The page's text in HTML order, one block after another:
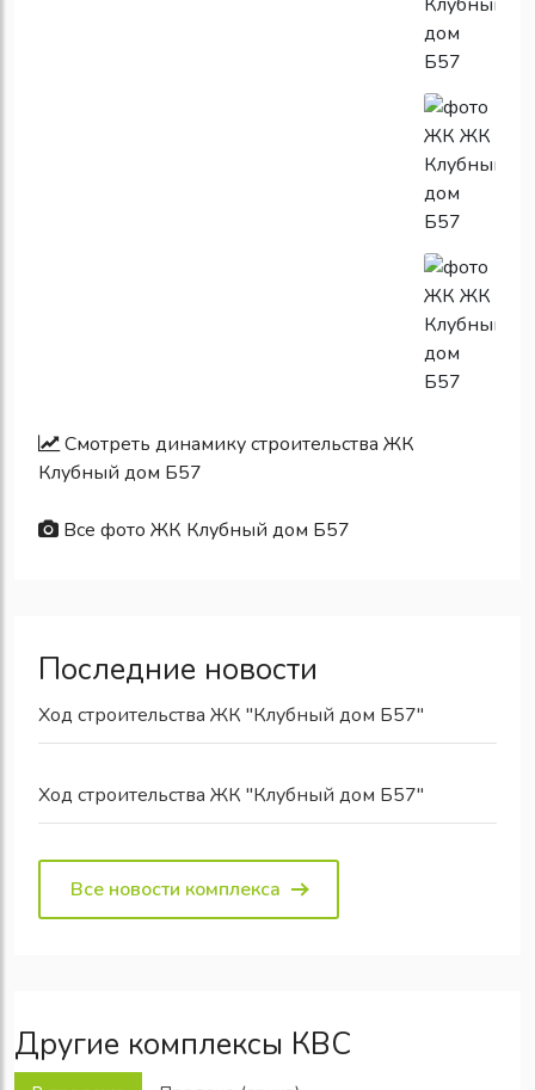
Смотреть динамику строительства ЖК
Клубный дом Б57
Все фото ЖК Клубный дом Б57
Последние новости
Ход строительства ЖК "Клубный дом Б57"
Ход строительства ЖК "Клубный дом Б57"
Все новости комплекса
Другие комплексы КВС